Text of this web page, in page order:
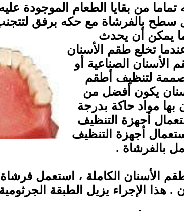
من بقايا الطعام الموجودة
بالفرشاة مع حكه برفق لتتجنب
يمكن أن يحدث
تخلع طقم الأسنان
الصناعية أو
لتنظيف أطقم
يكون أفضل من
مواد حاكة بدرجة
أجهزة التنظيف
أجهزة التنظيف
بالفرشاة .
الأسنان الكاملة ، استعمل
. هذا الإجراء يزيل الطبقة